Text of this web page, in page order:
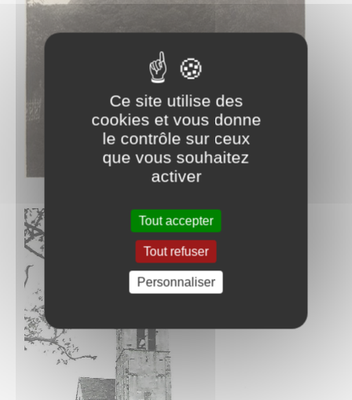
Ce site utilise des
cookies et vous donne
le contrôle sur ceux
que vous souhaitez
activer
Tout accepter
Tout refuser
Personnaliser